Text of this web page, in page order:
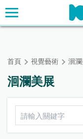
跳
到
主
主要內容區塊
首頁 視覺藝術 洄
洄瀾美展